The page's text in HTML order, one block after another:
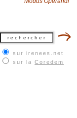
sur irenees.net
sur la Coredem